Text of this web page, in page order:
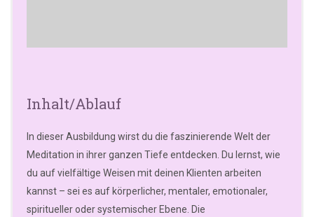
Inhalt/Ablauf
In dieser Ausbildung wirst du die faszinierende Welt der
Meditation in ihrer ganzen Tiefe entdecken. Du lernst, wie
du auf vielfältige Weisen mit deinen Klienten arbeiten
kannst – sei es auf körperlicher, mentaler, emotionaler,
spiritueller oder systemischer Ebene. Die